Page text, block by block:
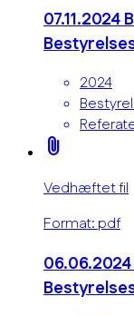
2024
attach_file
Vedhæftet fil
Format: pdf